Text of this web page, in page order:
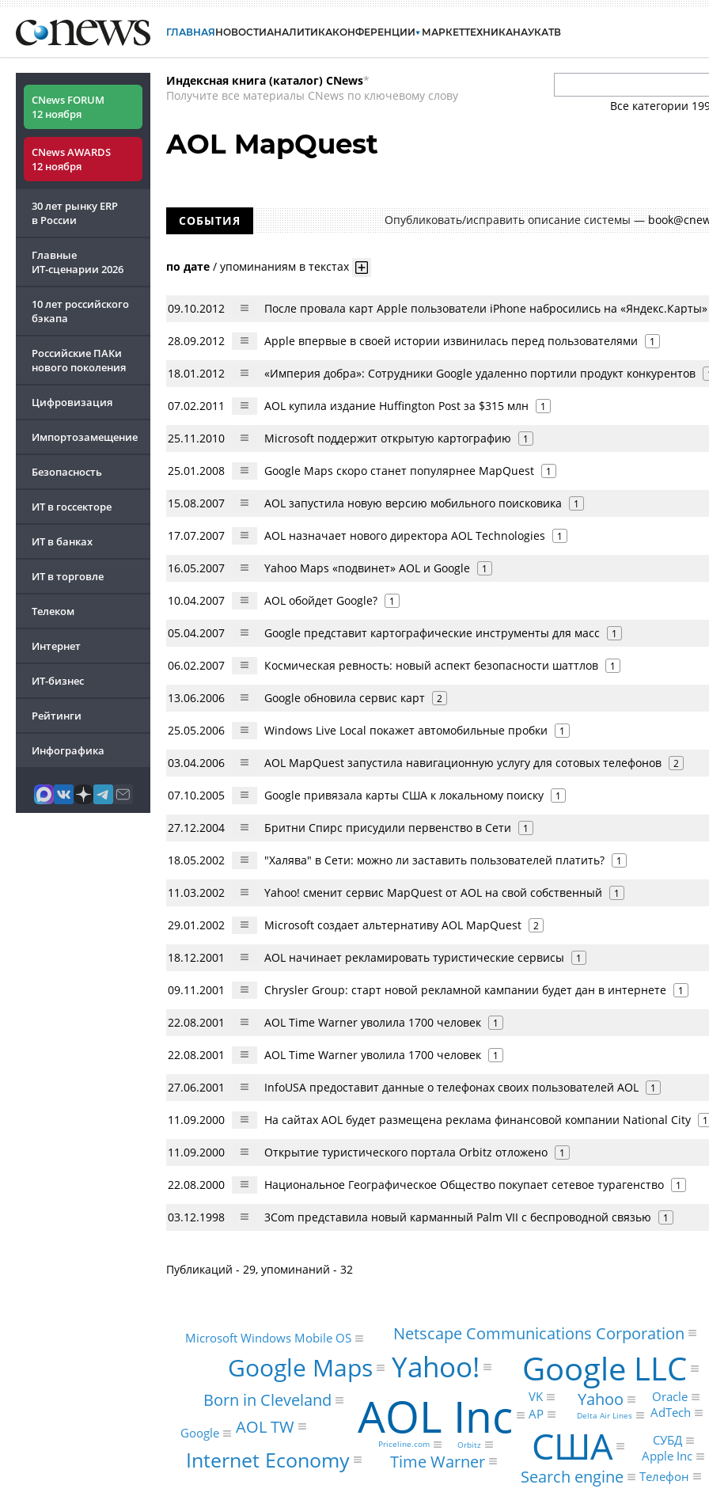
ГЛАВНАЯНОВОСТИАНАЛИТИКАКОНФЕРЕНЦИИ МАРКЕТТЕХНИКАНАУКАТВ
CNews FORUM
12 ноября
CNews AWARDS
12 ноября
30 лет рынку ERP
в России
Главные
ИТ-сценарии 2026
10 лет российского
бэкапа
Российские ПАКи
нового поколения
Цифровизация
Импортозамещение
Безопасность
ИТ в госсекторе
ИТ в банках
ИТ в торговле
Телеком
Интернет
ИТ-бизнес
Рейтинги
Инфографика
Индексная книга (каталог) CNews*
Получите все материалы CNews по ключевому слову
Все категории
AOL MapQuest
СОБЫТИЯ Опубликовать/исправить описание системы —
по дате / упоминаниям в текстах
09.10.2012 После провала карт Apple пользователи iPhone набросились на «Яндекс.Карты»
28.09.2012 Apple впервые в своей истории извинилась перед пользователями 1
18.01.2012 «Империя добра»: Сотрудники Google удаленно портили продукт конкурентов
07.02.2011 AOL купила издание Huffington Post за $315 млн 1
25.11.2010 Microsoft поддержит открытую картографию 1
25.01.2008 Google Maps скоро станет популярнее MapQuest 1
15.08.2007 AOL запустила новую версию мобильного поисковика 1
17.07.2007 AOL назначает нового директора AOL Technologies 1
16.05.2007 Yahoo Maps «подвинет» AOL и Google 1
10.04.2007 AOL обойдет Google? 1
05.04.2007 Google представит картографические инструменты для масс 1
06.02.2007 Космическая ревность: новый аспект безопасности шаттлов 1
13.06.2006 Google обновила сервис карт 2
25.05.2006 Windows Live Local покажет автомобильные пробки 1
03.04.2006 AOL MapQuest запустила навигационную услугу для сотовых телефонов 2
07.10.2005 Google привязала карты США к локальному поиску 1
27.12.2004 Бритни Спирс присудили первенство в Сети 1
18.05.2002 "Халява" в Сети: можно ли заставить пользователей платить? 1
11.03.2002 Yahoo! сменит сервис MapQuest от AOL на свой собственный 1
29.01.2002 Microsoft создает альтернативу AOL MapQuest 2
18.12.2001 AOL начинает рекламировать туристические сервисы 1
09.11.2001 Chrysler Group: старт новой рекламной кaмпании будет дан в интернете 1
22.08.2001 AOL Time Warner уволила 1700 человек 1
22.08.2001 AOL Time Warner уволила 1700 человек 1
27.06.2001 InfoUSA предоставит данные о телефонах своих пользователей AOL 1
11.09.2000 На сайтах AOL будет размещена реклама финансовой компании National City 1
11.09.2000 Открытие туристического портала Orbitz отложено 1
22.08.2000 Национальное Географическое Общество покупает сетевое турагенство 1
03.12.1998 3Сom представила новый карманный Palm VII с беспроводной связью 1
Публикаций - 29, упоминаний - 32
AOL Inc
США
Google LLC
Yahoo!
Google Maps
Internet Economy
Yahoo
Born in Cleveland
AOL TW
Time Warner
Netscape Communications Corporation
Search engine
Apple Inc
СУБД
AdTech
AP
Google
Oracle
Телефон
VK
Microsoft Windows Mobile OS
Priceline.com
Delta Air Lines
Orbitz